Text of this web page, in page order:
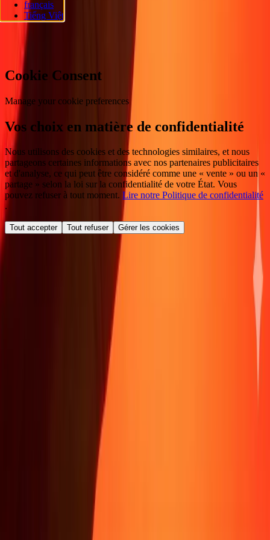
réservés.
Préférences en matière de cookies
français
Tiếng Việt
Cookie Consent
Manage your cookie preferences
Vos choix en matière de confidentialité
Nous utilisons des cookies et des technologies similaires, et nous
partageons certaines informations avec nos partenaires publicitaires
et d'analyse, ce qui peut être considéré comme une « vente » ou un «
partage » selon la loi sur la confidentialité de votre État. Vous
pouvez refuser à tout moment. Lire notre Politique de confidentialité
.
Tout accepter Tout refuser Gérer les cookies